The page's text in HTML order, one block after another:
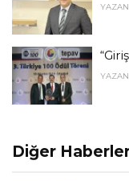
YAZAN
YAZAN
Diğer